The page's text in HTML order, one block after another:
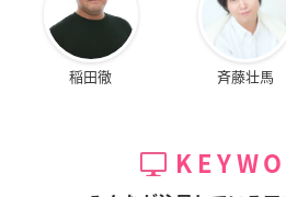
稲田徹 斉藤壮馬